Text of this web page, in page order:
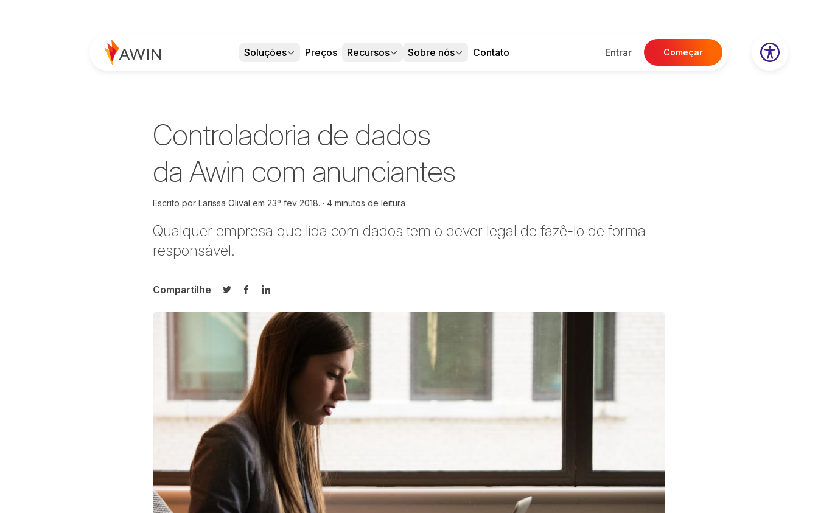
Soluções Preços Recursos Sobre nós Contato Entrar Começar
Controladoria de dados
da Awin com anunciantes
Escrito por Larissa Olival em 23º fev 2018. 4 minutos de leitura
Qualquer empresa que lida com dados tem o dever legal de fazê-lo de forma
responsável.
Compartilhe
Compartilhar no Twitter
Compartilhar no Facebook
Compartilhar no LinkedIn